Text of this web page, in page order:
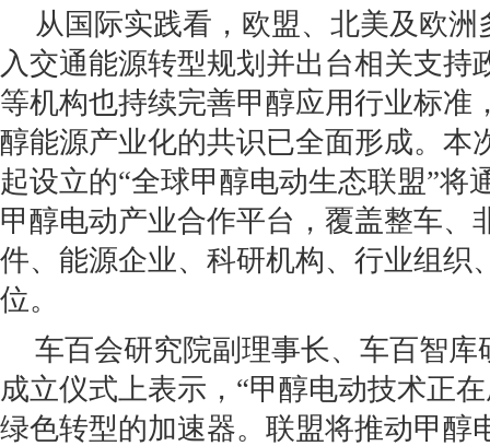
从国际实践看，欧盟、北美及欧
入交通能源转型规划并出台相关支持
等机构也持续完善甲醇应用行业标准
醇能源产业化的共识已全面形成。本
起设立的“全球甲醇电动生态联盟”将
甲醇电动产业合作平台，覆盖整车、
件、能源企业、科研机构、行业组织
位。
车百会研究院副理事长、车百智
成立仪式上表示，“甲醇电动技术正
绿色转型的加速器。联盟将推动甲醇